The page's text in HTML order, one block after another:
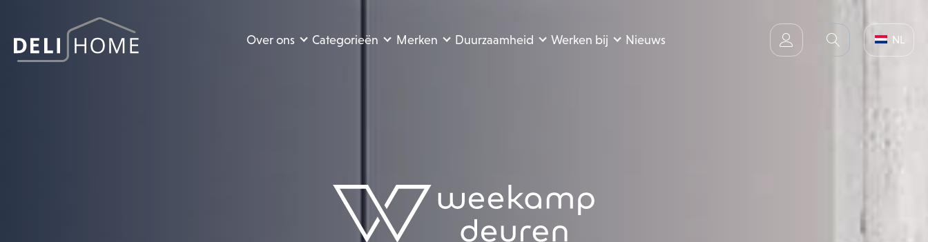
Over ons Categorieën Merken Duurzaamheid Werken bij Nieuws NL